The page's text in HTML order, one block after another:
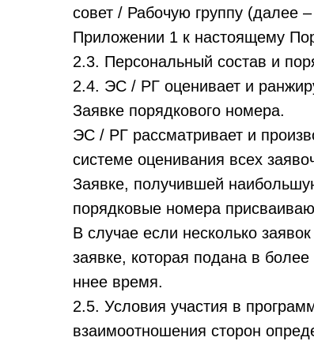
совет / Рабочую группу (далее
Приложении 1 к настоящему
2.3. Персональный состав и
2.4. ЭС / РГ оценивает и
Заявке порядкового номера.
ЭС / РГ рассматривает и
системе оценивания всех
Заявке, получившей
порядковые номера
В случае если несколько
заявке, которая подана в
ннее время.
2.5. Условия участия в
взаимоотношения сторон